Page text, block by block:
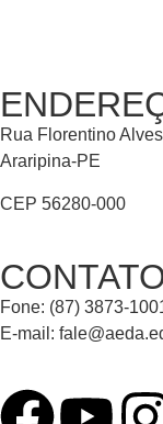
Rua Florentino
Araripina-PE
CEP 56280-000
Fone: (87) 3873-
E-mail: